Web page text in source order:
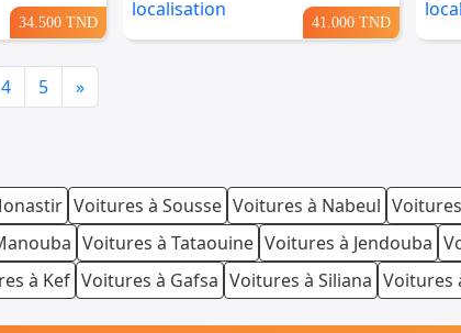
34.500 TND 41.000 TND
4 5 »Next
Voitures à Sousse Voitures à Nabeul
Voitures à Tataouine Voitures à Jendouba
à Kef Voitures à Gafsa Voitures à Siliana Voitures